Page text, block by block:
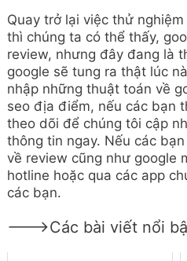
Quay trở lại việc thử
thì chúng ta có thể thấy,
review, nhưng đây đang là
google sẽ tung ra thật lúc
nhập những thuật toán về
seo địa điểm, nếu các bạn
theo dõi để chúng tôi cập
thông tin ngay. Nếu các
về review cũng như google
hotline hoặc qua các app
các bạn.
--->Các bài viết nổi